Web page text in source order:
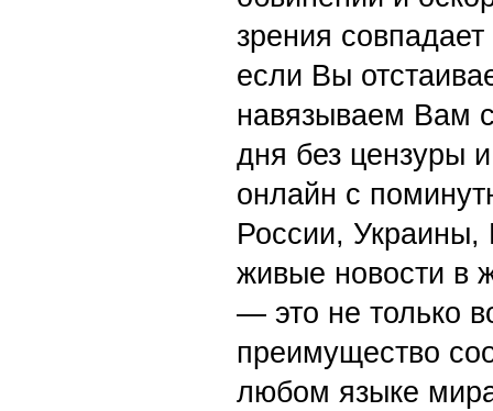
зрения
если Вы
навязываем Вам
дня без цензуры
онлайн с
России,
живые новости в
— это не только
преимущество
любом языке